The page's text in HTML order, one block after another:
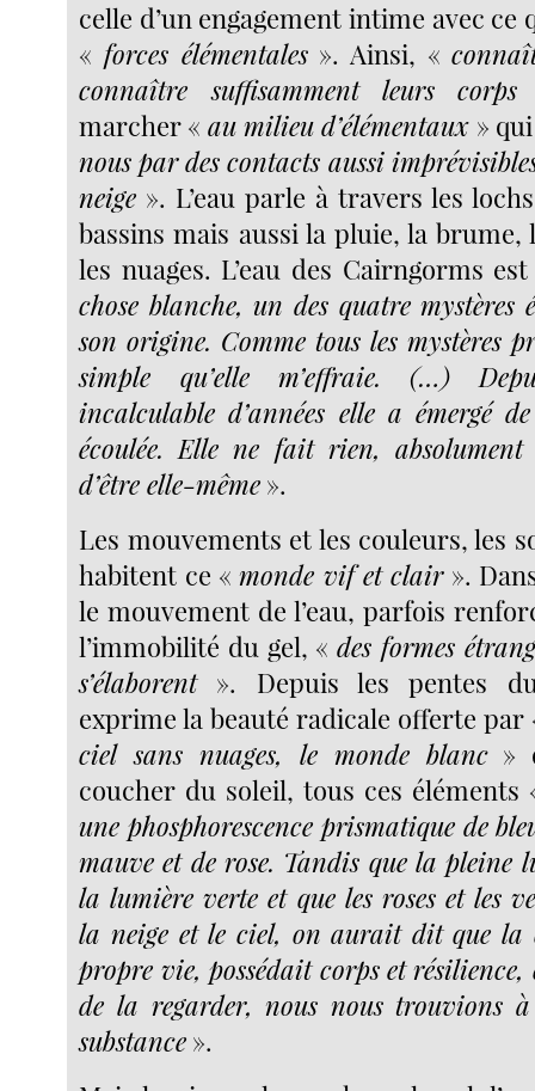
celle d’un engagement intime avec ce
« forces élémentales». Ainsi, «
connaître suffisamment leurs corps
marcher « au milieu d’élémentaux »
nous par des contacts aussi
neige ». L’eau parle à travers les
bassins mais aussi la pluie, la brume,
les nuages. L’eau des Cairngorms
chose blanche, un des quatre
son origine. Comme tous les mystères
simple qu’elle m’effraie. (…)
incalculable d’années elle a émergé
écoulée. Elle ne fait rien, absolument
d’être elle-même ».
Les mouvements et les couleurs, les
habitent ce «monde vif et clair».
le mouvement de l’eau, parfois
l’immobilité du gel, «des formes
s’élaborent». Depuis les pentes
exprime la beauté radicale offerte
ciel sans nuages, le monde blanc»
coucher du soleil, tous ces
une phosphorescence prismatique de
mauve et de rose. Tandis que la pleine
la lumière verte et que les roses et les
la neige et le ciel, on aurait dit que
propre vie, possédait corps et
de la regarder, nous nous trouvions
substance ».